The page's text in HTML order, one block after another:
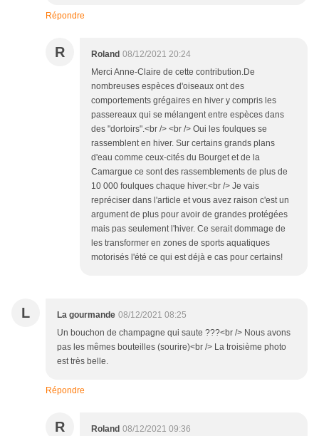
Répondre
R Roland 08/12/2021 20:24
Merci Anne-Claire de cette contribution.De
nombreuses espèces d'oiseaux ont des
comportements grégaires en hiver y compris les
passereaux qui se mélangent entre espèces dans
des "dortoirs".<br /> <br /> Oui les foulques se
rassemblent en hiver. Sur certains grands plans
d'eau comme ceux-cités du Bourget et de la
Camargue ce sont des rassemblements de plus de
10 000 foulques chaque hiver.<br /> Je vais
repréciser dans l'article et vous avez raison c'est un
argument de plus pour avoir de grandes protégées
mais pas seulement l'hiver. Ce serait dommage de
les transformer en zones de sports aquatiques
motorisés l'été ce qui est déjà e cas pour certains!
L La gourmande 08/12/2021 08:25
Un bouchon de champagne qui saute ???<br /> Nous avons
pas les mêmes bouteilles (sourire)<br /> La troisième photo
est très belle.
Répondre
R Roland 08/12/2021 09:36